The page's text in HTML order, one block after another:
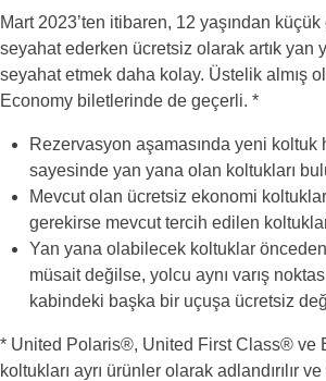
Mart 2023’ten itibaren, 12 yaşından küçük
seyahat ederken ücretsiz olarak artık yan
seyahat etmek daha kolay. Üstelik almış
Economy biletlerinde de geçerli. *
Rezervasyon aşamasında yeni koltuk
sayesinde yan yana olan koltukları
Mevcut olan ücretsiz ekonomi
gerekirse mevcut tercih edilen
Yan yana olabilecek koltuklar
müsait değilse, yolcu aynı varış
kabindeki başka bir uçuşa ücretsiz
* United Polaris®, United First Class® ve
koltukları ayrı ürünler olarak adlandırılır